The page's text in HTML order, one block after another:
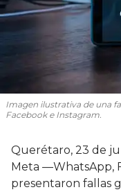
Imagen ilustrativa de una
Facebook e Instagram.
Querétaro, 23 de
Meta —WhatsApp,
presentaron fallas